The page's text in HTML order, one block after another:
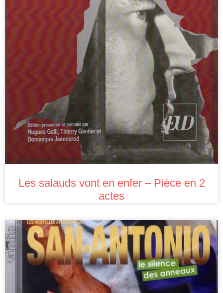
Les salauds vont en enfer – Pièce en 2
actes